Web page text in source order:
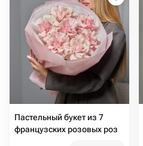
Пастельный букет из 7
французских розовых роз